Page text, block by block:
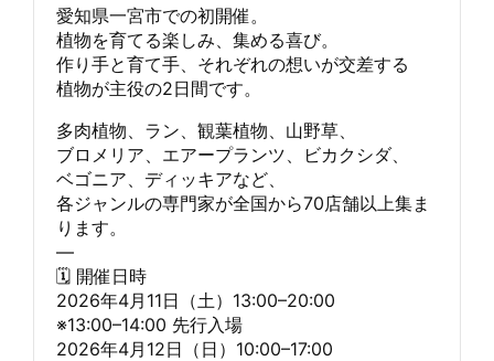
愛知県一宮市での初開催。
植物を育てる楽しみ、集める喜び。
作り手と育て手、それぞれの想いが交差する
植物が主役の2日間です。
多肉植物、ラン、観葉植物、山野草、
ブロメリア、エアープランツ、ビカクシダ、
ベゴニア、ディッキアなど、
各ジャンルの専門家が全国から70店舗以上集ま
ります。
—
🗓 開催日時
2026年4月11日（土）13:00–20:00
※13:00–14:00 先行入場
2026年4月12日（日）10:00–17:00